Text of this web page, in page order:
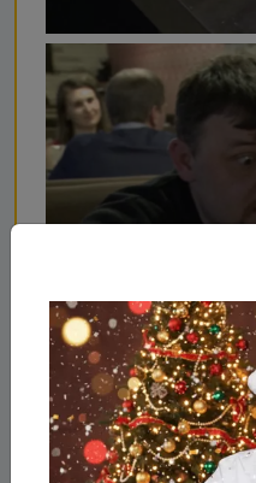
Что стало с
и его